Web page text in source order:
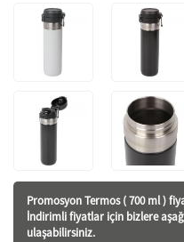
Promosyon Termos ( 700 ml )
İndirimli fiyatlar için bizlere
ulaşabilirsiniz.